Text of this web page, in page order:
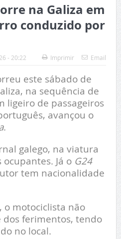
na Galiza em
conduzido por
- 20:22 Imprimir Email
este sábado de
na sequência de
ligeiro de passageiros
avançou o
.
galego, na viatura
Já o G24
tem nacionalidade
o motociclista não
dos ferimentos, tendo
no local.